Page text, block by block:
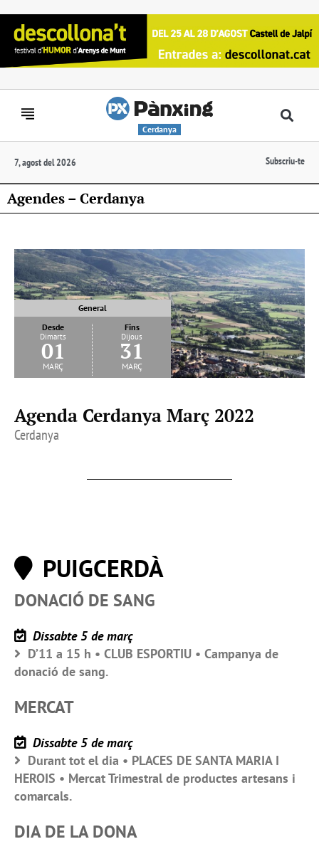
Cerdanya
7, agost del 2026 Subscriu-te
Agendes – Cerdanya
General
Desde
Dimarts
01
març
Fins
Dijous
31
març
Agenda Cerdanya Març 2022
Cerdanya
PUIGCERDÀ
DONACIÓ DE SANG
Dissabte 5 de març
D’11 a 15 h • CLUB ESPORTIU • Campanya de
donació de sang.
MERCAT
Dissabte 5 de març
Durant tot el dia • PLACES DE SANTA MARIA I
HEROIS • Mercat Trimestral de productes artesans i
comarcals.
DIA DE LA DONA